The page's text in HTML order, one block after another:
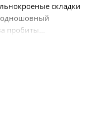
складки
одношовный
пробиты...